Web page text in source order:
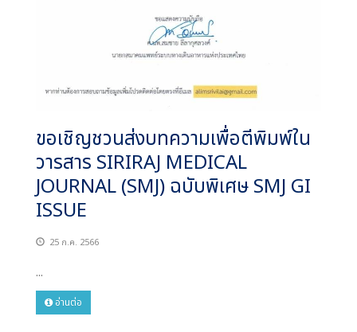
ขอเชิญชวนส่งบทความเพื่อตีพิมพ์ใน
วารสาร SIRIRAJ MEDICAL
JOURNAL (SMJ) ฉบับพิเศษ SMJ GI
ISSUE
25 ก.ค. 2566
...
อ่านต่อ